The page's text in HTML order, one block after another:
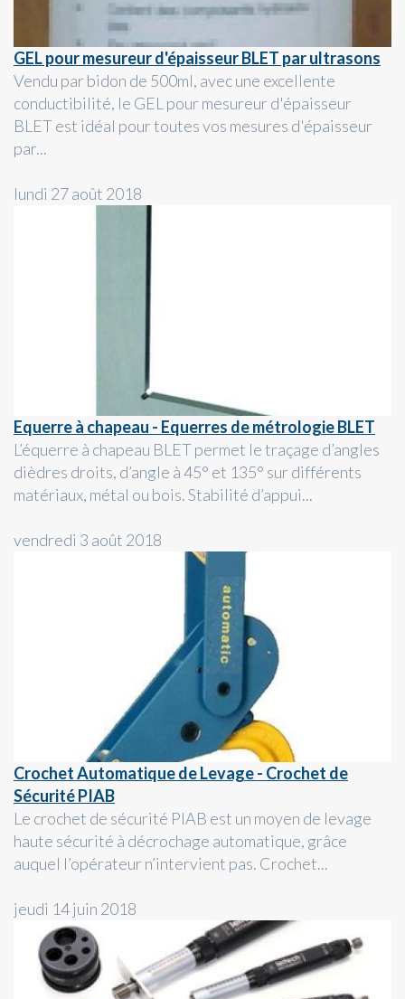
GEL pour mesureur d'épaisseur BLET par ultrasons
Vendu par bidon de 500ml, avec une excellente
conductibilité, le GEL pour mesureur d'épaisseur
BLET est idéal pour toutes vos mesures d'épaisseur
par...
lundi 27 août 2018
Equerre à chapeau - Equerres de métrologie BLET
L’équerre à chapeau BLET permet le traçage d’angles
dièdres droits, d’angle à 45° et 135° sur différents
matériaux, métal ou bois. Stabilité d’appui...
vendredi 3 août 2018
Crochet Automatique de Levage - Crochet de
Sécurité PIAB
Le crochet de sécurité PIAB est un moyen de levage
haute sécurité à décrochage automatique, grâce
auquel l’opérateur n’intervient pas. Crochet...
jeudi 14 juin 2018